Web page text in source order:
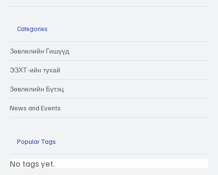
Categories
Зөвлөлийн Гишүүд
ЭЗХТ-ийн тухай
Зөвлөлийн Бүтэц
News and Events
Popular Tags
No tags yet.